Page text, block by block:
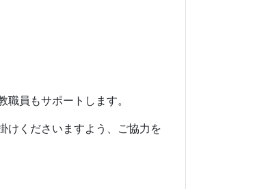
員もサポートします。
けくださいますよう、ご協力を